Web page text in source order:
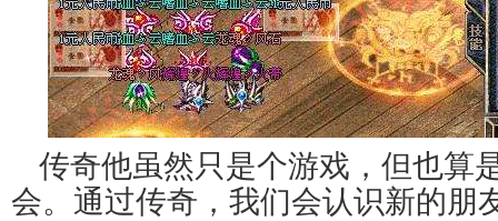
传奇他虽然只是个游戏，但也算
会。通过传奇，我们会认识新的朋